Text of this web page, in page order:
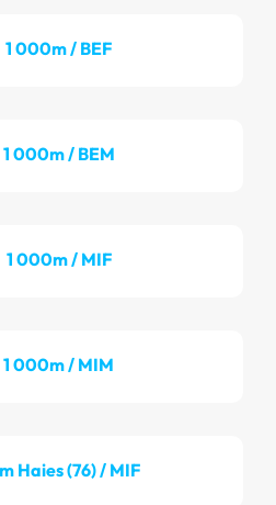
1 000m / BEF
1 000m / BEM
1 000m / MIF
1 000m / MIM
Haies (76) / MIF